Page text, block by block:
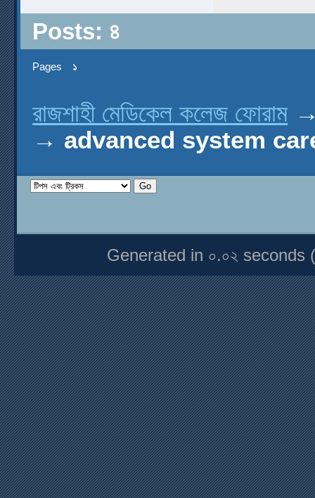
Posts: ৪
Pages ১
রাজশাহী মেডিকেল কলেজ ফোরাম
→ advanced system care
Generated in ০.০২ seconds